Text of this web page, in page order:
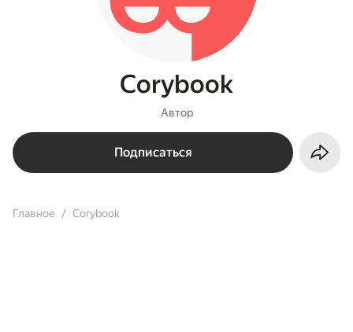
Corybook
Автор
Подписаться
Главное Corybook